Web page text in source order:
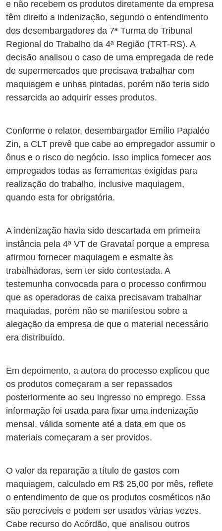
e não recebem os produtos diretamente da empresa
têm direito a indenização, segundo o entendimento
dos desembargadores da 7ª Turma do Tribunal
Regional do Trabalho da 4ª Região (TRT-RS). A
decisão analisou o caso de uma empregada de rede
de supermercados que precisava trabalhar com
maquiagem e unhas pintadas, porém não teria sido
ressarcida ao adquirir esses produtos.
Conforme o relator, desembargador Emílio Papaléo
Zin, a CLT prevê que cabe ao empregador assumir o
ônus e o risco do negócio. Isso implica fornecer aos
empregados todas as ferramentas exigidas para
realização do trabalho, inclusive maquiagem,
quando esta for obrigatória.
A indenização havia sido descartada em primeira
instância pela 4ª VT de Gravataí porque a empresa
afirmou fornecer maquiagem e esmalte às
trabalhadoras, sem ter sido contestada. A
testemunha convocada para o processo confirmou
que as operadoras de caixa precisavam trabalhar
maquiadas, porém não se manifestou sobre a
alegação da empresa de que o material necessário
era distribuído.
Em depoimento, a autora do processo explicou que
os produtos começaram a ser repassados
posteriormente ao seu ingresso no emprego. Essa
informação foi usada para fixar uma indenização
mensal, válida somente até a data em que os
materiais começaram a ser providos.
O valor da reparação a título de gastos com
maquiagem, calculado em R$ 25,00 por mês, reflete
o entendimento de que os produtos cosméticos não
são perecíveis e podem ser usados várias vezes.
Cabe recurso do Acórdão, que analisou outros